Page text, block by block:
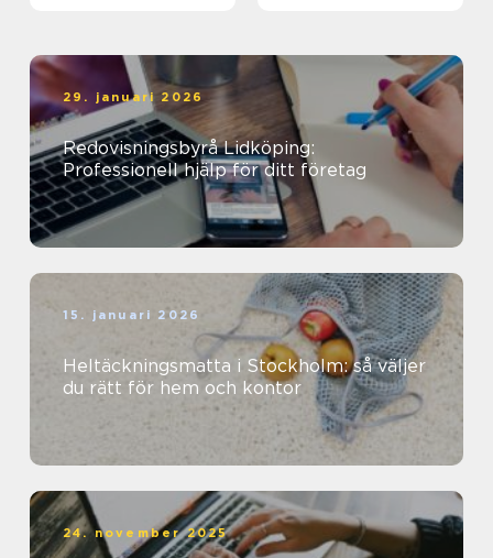
29. januari 2026
Redovisningsbyrå Lidköping:
Professionell hjälp för ditt företag
15. januari 2026
Heltäckningsmatta i Stockholm: så väljer
du rätt för hem och kontor
24. november 2025